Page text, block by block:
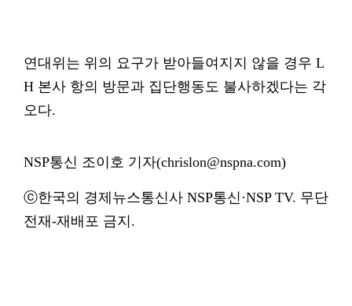
연대위는 위의 요구가 받아들여지지 않을 경우 L
H 본사 항의 방문과 집단행동도 불사하겠다는 각
오다.
NSP통신 조이호 기자(chrislon@nspna.com)
ⓒ한국의 경제뉴스통신사 NSP통신·NSP TV. 무단
전재-재배포 금지.